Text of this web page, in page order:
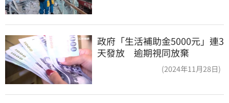
政府「生活補助金5000元」連3
天發放 逾期視同放棄
(2024年11月28日)